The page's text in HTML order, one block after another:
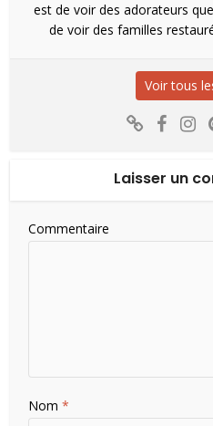
est de voir des adorateurs
de voir des familles
Voir tous
Laisser un
Commentaire
Nom*